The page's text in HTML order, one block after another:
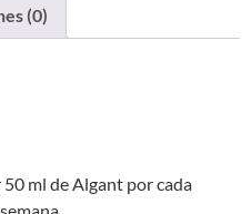
(0)
ml de Algant por cada